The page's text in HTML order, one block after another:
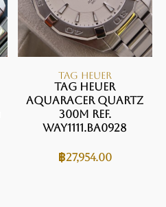
TAG HEUER
TAG Heuer
Aquaracer Quartz
300M Ref.
WAY1111.BA0928
฿27,954.00